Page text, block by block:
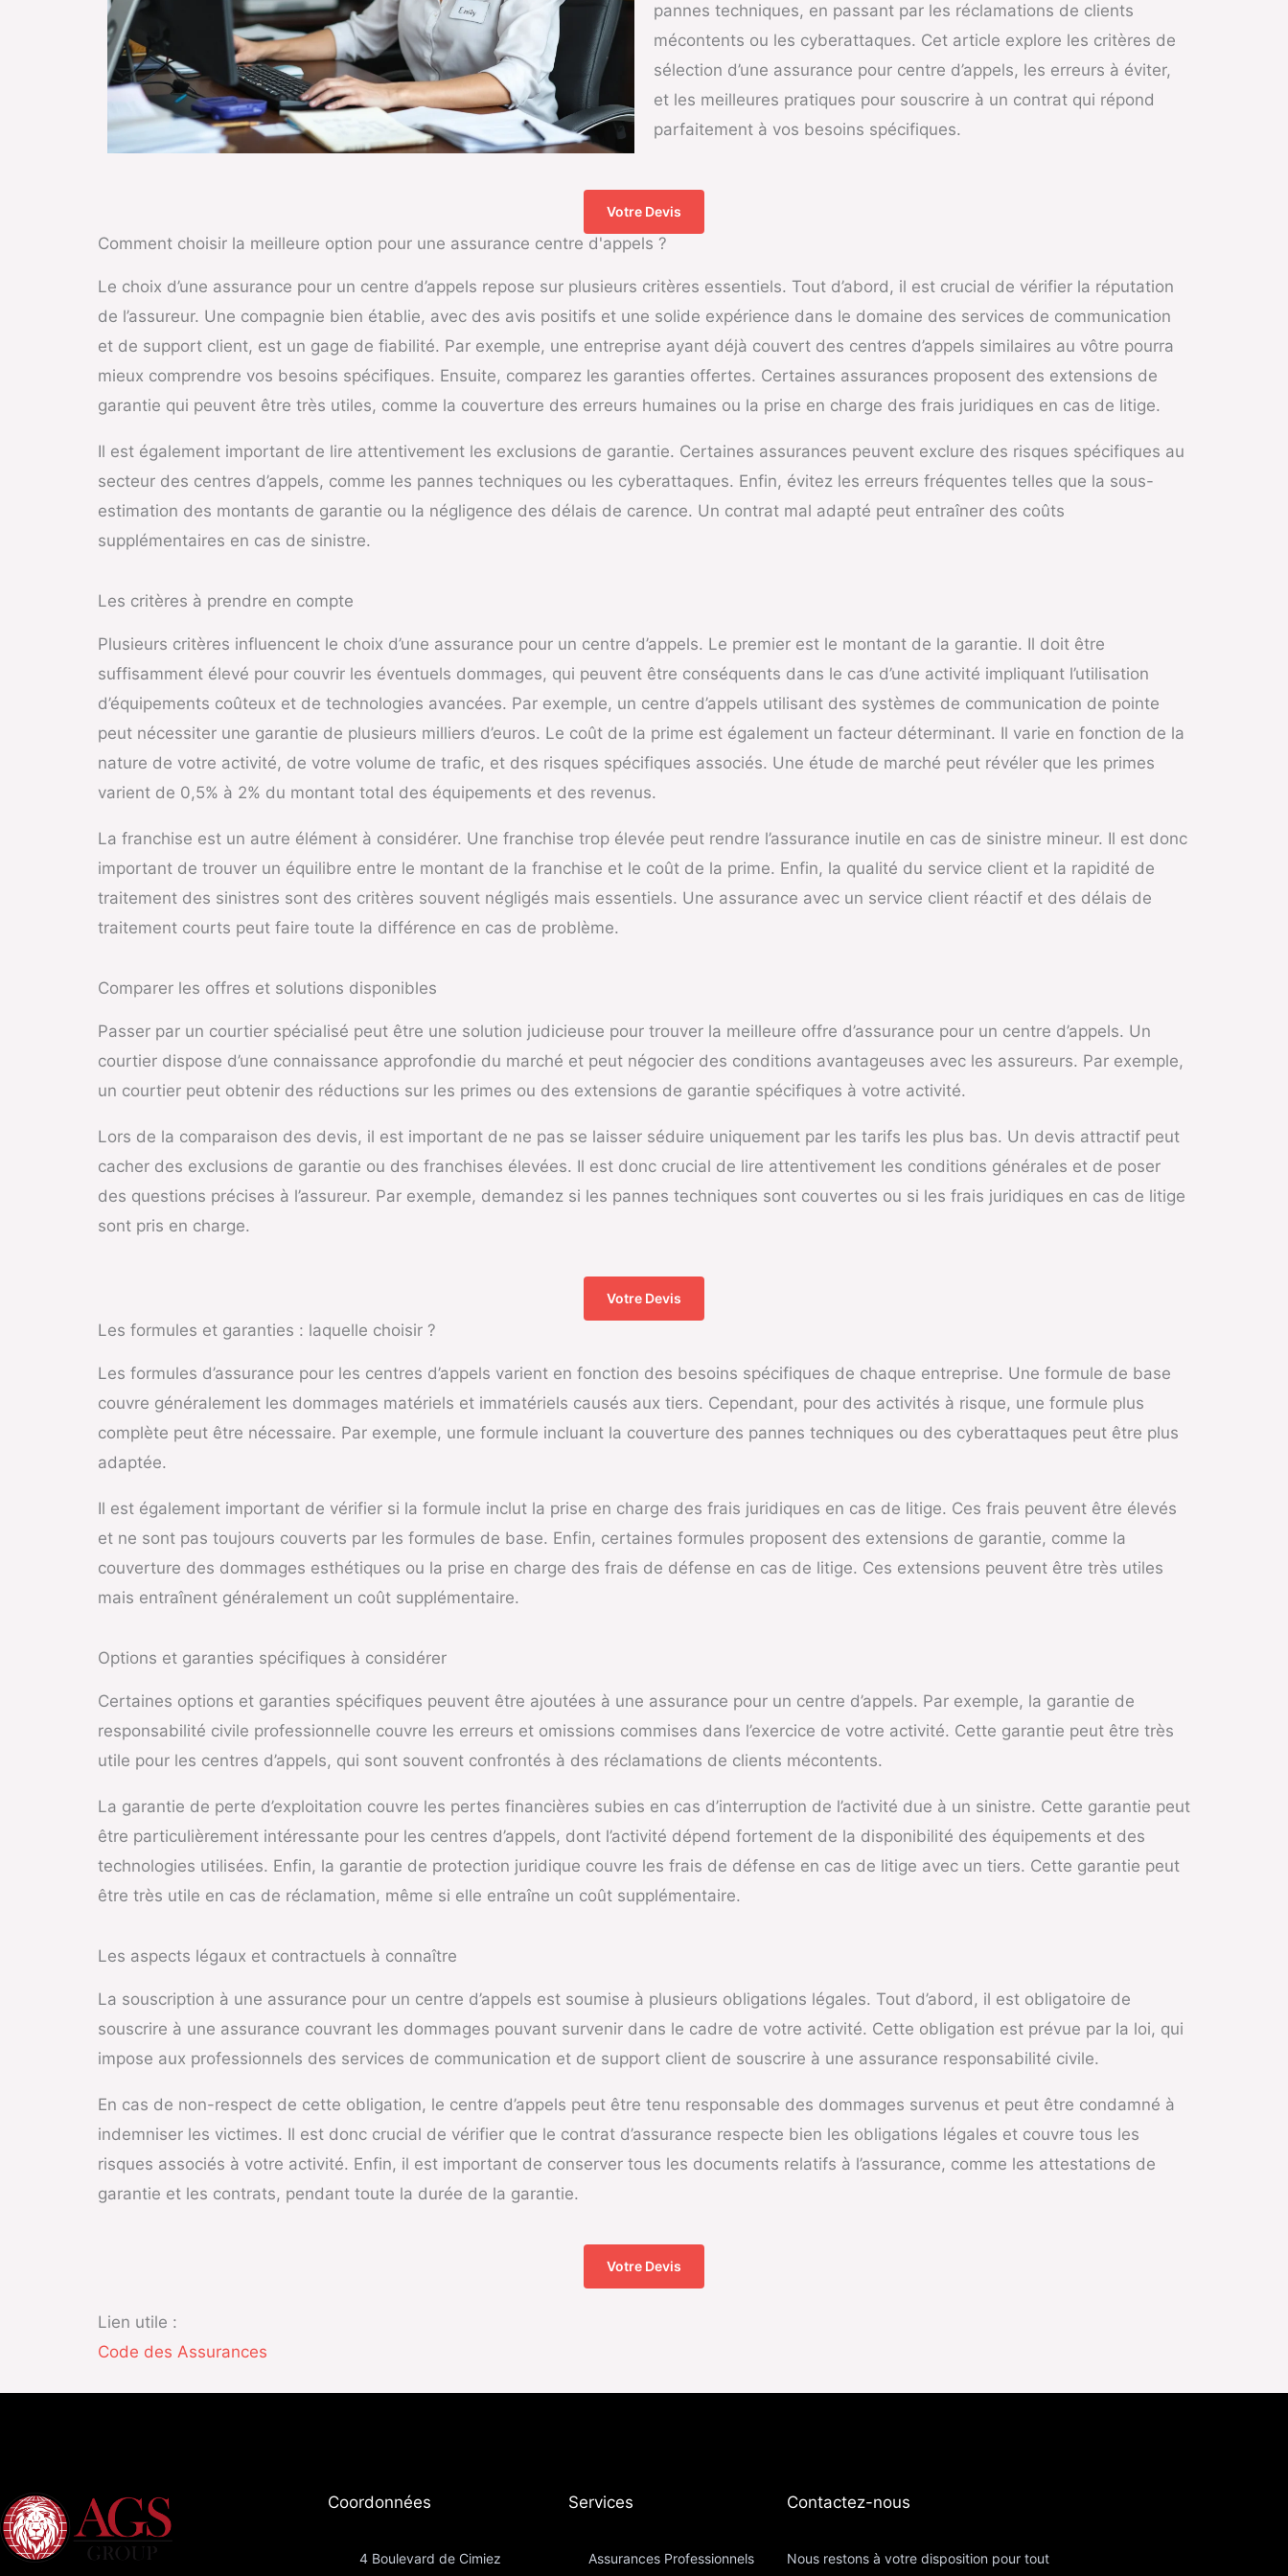
pannes techniques, en passant par les réclamations de clients
mécontents ou les cyberattaques. Cet article explore les critères de
sélection d’une assurance pour centre d’appels, les erreurs à éviter,
et les meilleures pratiques pour souscrire à un contrat qui répond
parfaitement à vos besoins spécifiques.
Votre Devis
Comment choisir la meilleure option pour une assurance centre d'appels ?
Le choix d’une assurance pour un centre d’appels repose sur plusieurs critères essentiels. Tout d’abord, il est crucial de vérifier la réputation
de l’assureur. Une compagnie bien établie, avec des avis positifs et une solide expérience dans le domaine des services de communication
et de support client, est un gage de fiabilité. Par exemple, une entreprise ayant déjà couvert des centres d’appels similaires au vôtre pourra
mieux comprendre vos besoins spécifiques. Ensuite, comparez les garanties offertes. Certaines assurances proposent des extensions de
garantie qui peuvent être très utiles, comme la couverture des erreurs humaines ou la prise en charge des frais juridiques en cas de litige.
Il est également important de lire attentivement les exclusions de garantie. Certaines assurances peuvent exclure des risques spécifiques au
secteur des centres d’appels, comme les pannes techniques ou les cyberattaques. Enfin, évitez les erreurs fréquentes telles que la sous-
estimation des montants de garantie ou la négligence des délais de carence. Un contrat mal adapté peut entraîner des coûts
supplémentaires en cas de sinistre.
Les critères à prendre en compte
Plusieurs critères influencent le choix d’une assurance pour un centre d’appels. Le premier est le montant de la garantie. Il doit être
suffisamment élevé pour couvrir les éventuels dommages, qui peuvent être conséquents dans le cas d’une activité impliquant l’utilisation
d’équipements coûteux et de technologies avancées. Par exemple, un centre d’appels utilisant des systèmes de communication de pointe
peut nécessiter une garantie de plusieurs milliers d’euros. Le coût de la prime est également un facteur déterminant. Il varie en fonction de la
nature de votre activité, de votre volume de trafic, et des risques spécifiques associés. Une étude de marché peut révéler que les primes
varient de 0,5% à 2% du montant total des équipements et des revenus.
La franchise est un autre élément à considérer. Une franchise trop élevée peut rendre l’assurance inutile en cas de sinistre mineur. Il est donc
important de trouver un équilibre entre le montant de la franchise et le coût de la prime. Enfin, la qualité du service client et la rapidité de
traitement des sinistres sont des critères souvent négligés mais essentiels. Une assurance avec un service client réactif et des délais de
traitement courts peut faire toute la différence en cas de problème.
Comparer les offres et solutions disponibles
Passer par un courtier spécialisé peut être une solution judicieuse pour trouver la meilleure offre d’assurance pour un centre d’appels. Un
courtier dispose d’une connaissance approfondie du marché et peut négocier des conditions avantageuses avec les assureurs. Par exemple,
un courtier peut obtenir des réductions sur les primes ou des extensions de garantie spécifiques à votre activité.
Lors de la comparaison des devis, il est important de ne pas se laisser séduire uniquement par les tarifs les plus bas. Un devis attractif peut
cacher des exclusions de garantie ou des franchises élevées. Il est donc crucial de lire attentivement les conditions générales et de poser
des questions précises à l’assureur. Par exemple, demandez si les pannes techniques sont couvertes ou si les frais juridiques en cas de litige
sont pris en charge.
Votre Devis
Les formules et garanties : laquelle choisir ?
Les formules d’assurance pour les centres d’appels varient en fonction des besoins spécifiques de chaque entreprise. Une formule de base
couvre généralement les dommages matériels et immatériels causés aux tiers. Cependant, pour des activités à risque, une formule plus
complète peut être nécessaire. Par exemple, une formule incluant la couverture des pannes techniques ou des cyberattaques peut être plus
adaptée.
Il est également important de vérifier si la formule inclut la prise en charge des frais juridiques en cas de litige. Ces frais peuvent être élevés
et ne sont pas toujours couverts par les formules de base. Enfin, certaines formules proposent des extensions de garantie, comme la
couverture des dommages esthétiques ou la prise en charge des frais de défense en cas de litige. Ces extensions peuvent être très utiles
mais entraînent généralement un coût supplémentaire.
Options et garanties spécifiques à considérer
Certaines options et garanties spécifiques peuvent être ajoutées à une assurance pour un centre d’appels. Par exemple, la garantie de
responsabilité civile professionnelle couvre les erreurs et omissions commises dans l’exercice de votre activité. Cette garantie peut être très
utile pour les centres d’appels, qui sont souvent confrontés à des réclamations de clients mécontents.
La garantie de perte d’exploitation couvre les pertes financières subies en cas d’interruption de l’activité due à un sinistre. Cette garantie peut
être particulièrement intéressante pour les centres d’appels, dont l’activité dépend fortement de la disponibilité des équipements et des
technologies utilisées. Enfin, la garantie de protection juridique couvre les frais de défense en cas de litige avec un tiers. Cette garantie peut
être très utile en cas de réclamation, même si elle entraîne un coût supplémentaire.
Les aspects légaux et contractuels à connaître
La souscription à une assurance pour un centre d’appels est soumise à plusieurs obligations légales. Tout d’abord, il est obligatoire de
souscrire à une assurance couvrant les dommages pouvant survenir dans le cadre de votre activité. Cette obligation est prévue par la loi, qui
impose aux professionnels des services de communication et de support client de souscrire à une assurance responsabilité civile.
En cas de non-respect de cette obligation, le centre d’appels peut être tenu responsable des dommages survenus et peut être condamné à
indemniser les victimes. Il est donc crucial de vérifier que le contrat d’assurance respecte bien les obligations légales et couvre tous les
risques associés à votre activité. Enfin, il est important de conserver tous les documents relatifs à l’assurance, comme les attestations de
garantie et les contrats, pendant toute la durée de la garantie.
Votre Devis
Lien utile :
Code des Assurances
Coordonnées​
4 Boulevard de Cimiez
Services
Assurances Professionnels
Contactez-nous​
Nous restons à votre disposition pour tout